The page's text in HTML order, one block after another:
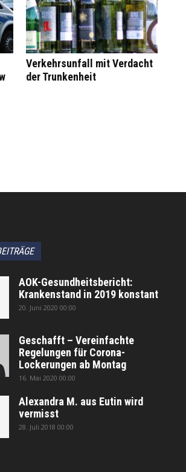
Verkehrsunfall mit Verdacht
der Trunkenheit
AOK-Gesundheitsbericht:
Krankenstand in 2019 konstant
20. Juni 2020 00:00
Geschafft – Vereinfachte
Regelungen für Corona-
Lockerungen ab Montag
16. Mai 2020 00:00
Alexandra M. aus Eutin wird
vermisst
28. Juli 2018 00:00